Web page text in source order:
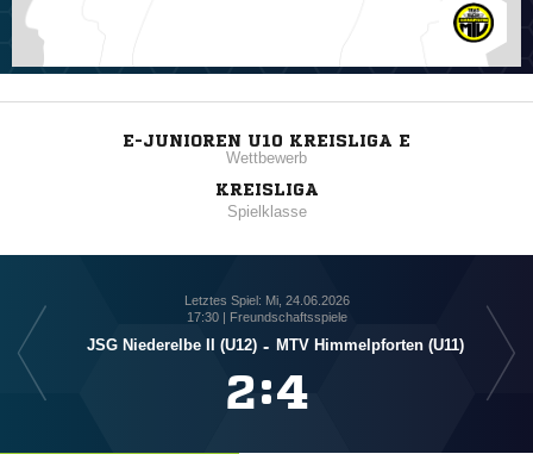
E-JUNIOREN U10 KREISLIGA E
Wettbewerb
KREISLIGA
Spielklasse
Letztes Spiel: Mi, 24.06.2026
17:30 | Freundschaftsspiele
JSG Niederelbe II (U12) - MTV Himmelpforten (U11)
: